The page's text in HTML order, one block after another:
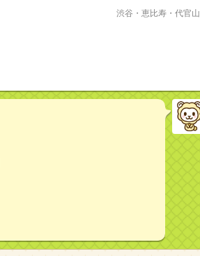
渋谷・恵比寿・代官山